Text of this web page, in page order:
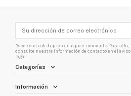
Puede darse de baja en cualquier momento. Para ello,
consulte nuestra información de contacto en el aviso
legal.
Categorías
Información